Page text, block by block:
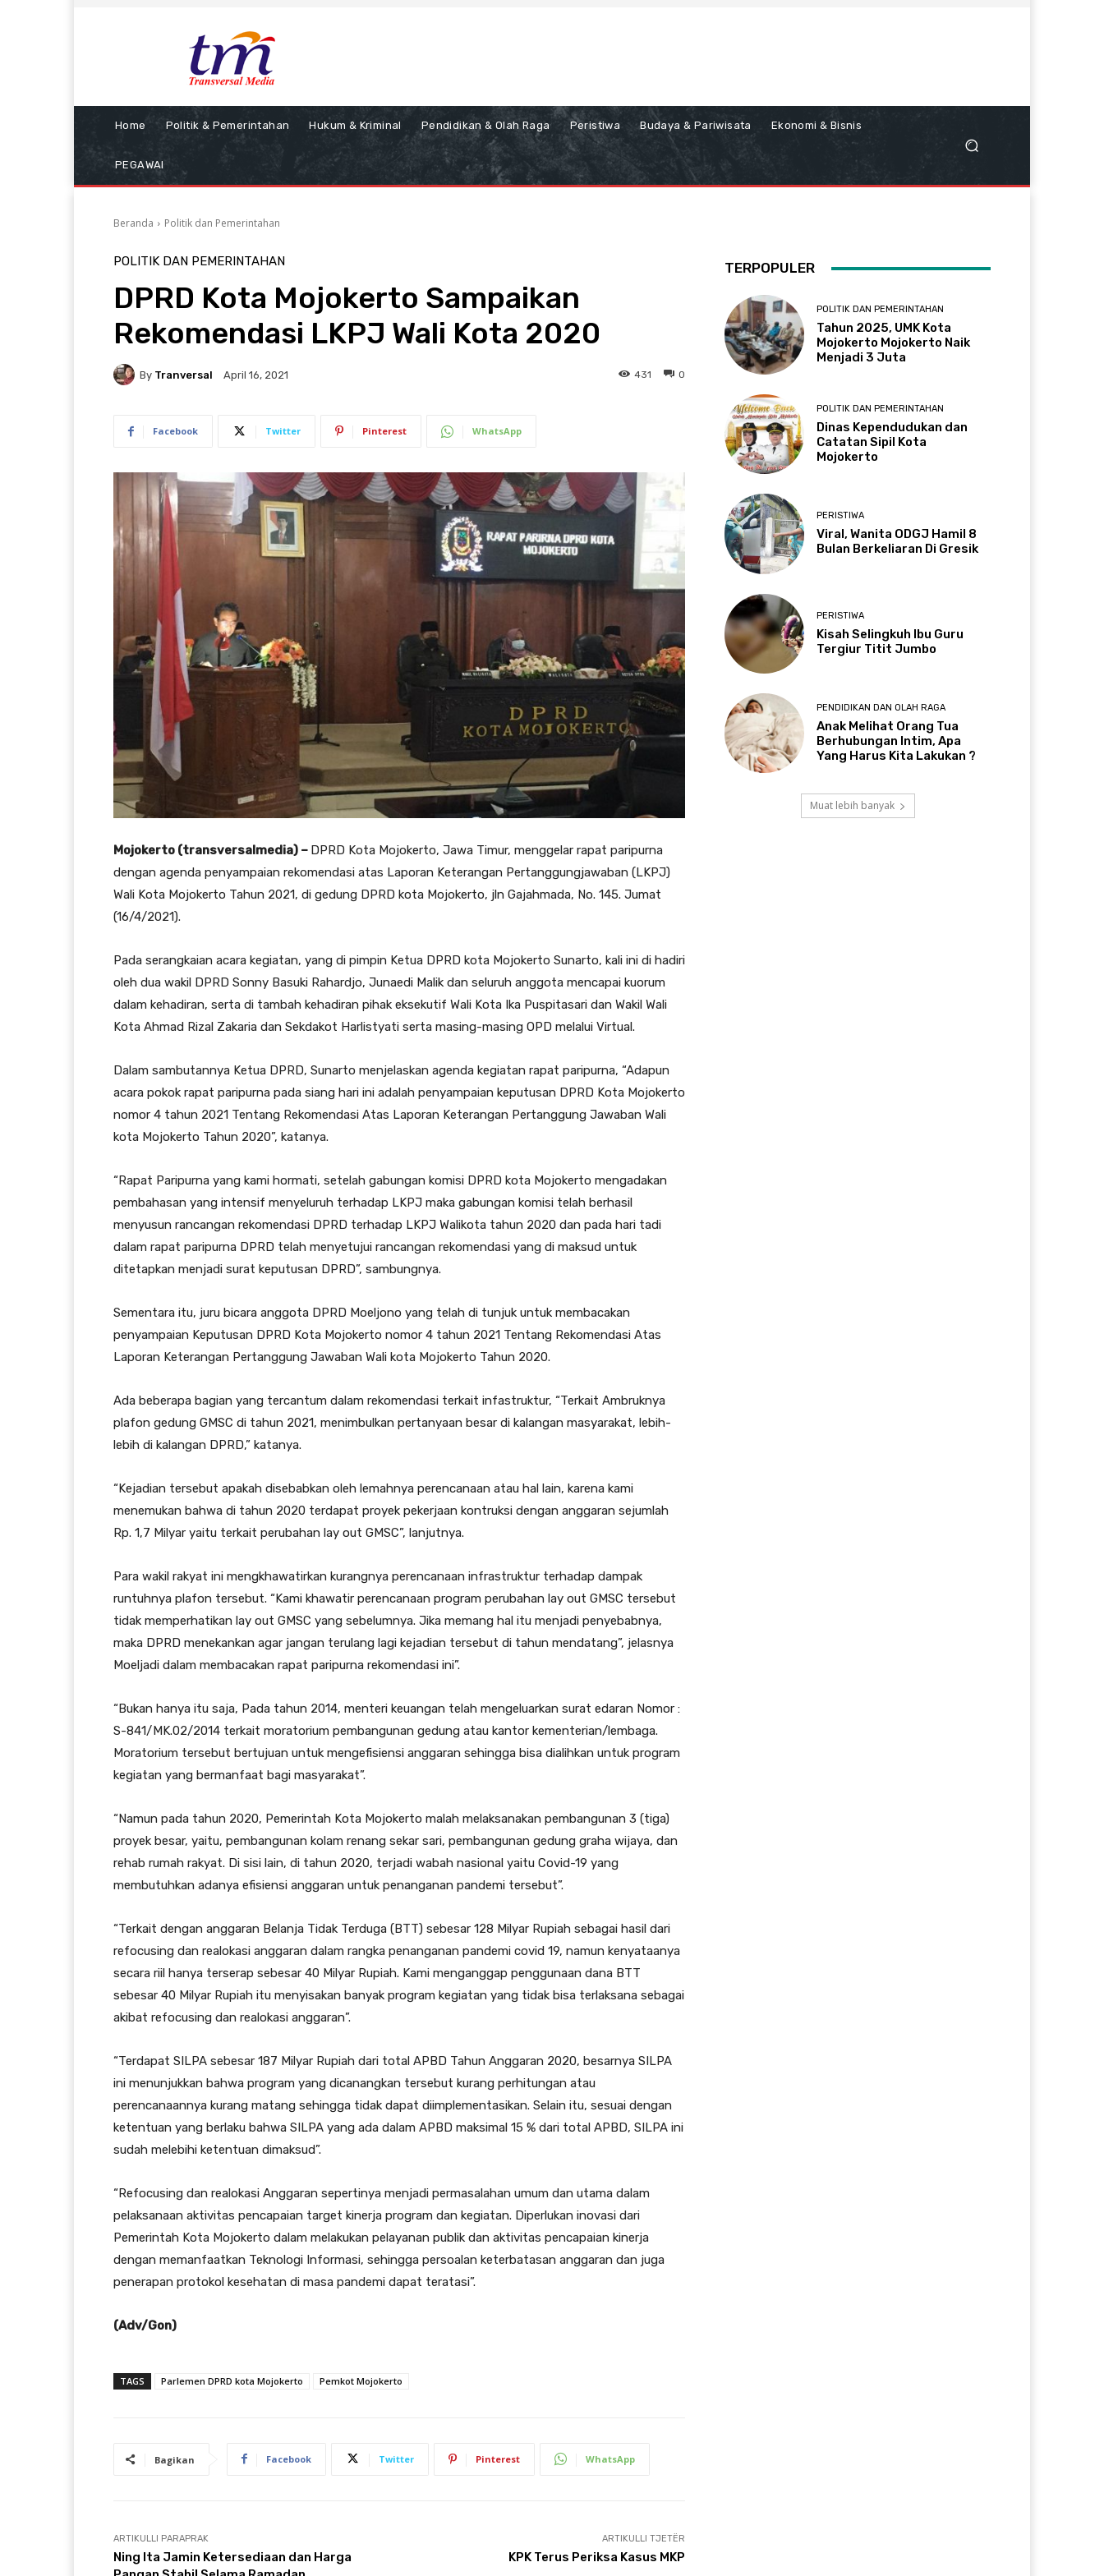
Home Politik & Pemerintahan Hukum & Kriminal Pendidikan & Olah Raga Peristiwa Budaya & Pariwisata Ekonomi & Bisnis
PEGAWAI
Beranda Politik dan Pemerintahan
POLITIK DAN PEMERINTAHAN
DPRD Kota Mojokerto Sampaikan
Rekomendasi LKPJ Wali Kota 2020
By Tranversal April 16, 2021 0
431
Facebook Twitter Pinterest WhatsApp
Mojokerto (transversalmedia) – DPRD Kota Mojokerto, Jawa Timur, menggelar rapat paripurna
dengan agenda penyampaian rekomendasi atas Laporan Keterangan Pertanggungjawaban (LKPJ)
Wali Kota Mojokerto Tahun 2021, di gedung DPRD kota Mojokerto, jln Gajahmada, No. 145. Jumat
(16/4/2021).
Pada serangkaian acara kegiatan, yang di pimpin Ketua DPRD kota Mojokerto Sunarto, kali ini di hadiri
oleh dua wakil DPRD Sonny Basuki Rahardjo, Junaedi Malik dan seluruh anggota mencapai kuorum
dalam kehadiran, serta di tambah kehadiran pihak eksekutif Wali Kota Ika Puspitasari dan Wakil Wali
Kota Ahmad Rizal Zakaria dan Sekdakot Harlistyati serta masing-masing OPD melalui Virtual.
Dalam sambutannya Ketua DPRD, Sunarto menjelaskan agenda kegiatan rapat paripurna, “Adapun
acara pokok rapat paripurna pada siang hari ini adalah penyampaian keputusan DPRD Kota Mojokerto
nomor 4 tahun 2021 Tentang Rekomendasi Atas Laporan Keterangan Pertanggung Jawaban Wali
kota Mojokerto Tahun 2020”, katanya.
“Rapat Paripurna yang kami hormati, setelah gabungan komisi DPRD kota Mojokerto mengadakan
pembahasan yang intensif menyeluruh terhadap LKPJ maka gabungan komisi telah berhasil
menyusun rancangan rekomendasi DPRD terhadap LKPJ Walikota tahun 2020 dan pada hari tadi
dalam rapat paripurna DPRD telah menyetujui rancangan rekomendasi yang di maksud untuk
ditetapkan menjadi surat keputusan DPRD”, sambungnya.
Sementara itu, juru bicara anggota DPRD Moeljono yang telah di tunjuk untuk membacakan
penyampaian Keputusan DPRD Kota Mojokerto nomor 4 tahun 2021 Tentang Rekomendasi Atas
Laporan Keterangan Pertanggung Jawaban Wali kota Mojokerto Tahun 2020.
Ada beberapa bagian yang tercantum dalam rekomendasi terkait infastruktur, “Terkait Ambruknya
plafon gedung GMSC di tahun 2021, menimbulkan pertanyaan besar di kalangan masyarakat, lebih-
lebih di kalangan DPRD,” katanya.
“Kejadian tersebut apakah disebabkan oleh lemahnya perencanaan atau hal lain, karena kami
menemukan bahwa di tahun 2020 terdapat proyek pekerjaan kontruksi dengan anggaran sejumlah
Rp. 1,7 Milyar yaitu terkait perubahan lay out GMSC”, lanjutnya.
Para wakil rakyat ini mengkhawatirkan kurangnya perencanaan infrastruktur terhadap dampak
runtuhnya plafon tersebut. “Kami khawatir perencanaan program perubahan lay out GMSC tersebut
tidak memperhatikan lay out GMSC yang sebelumnya. Jika memang hal itu menjadi penyebabnya,
maka DPRD menekankan agar jangan terulang lagi kejadian tersebut di tahun mendatang”, jelasnya
Moeljadi dalam membacakan rapat paripurna rekomendasi ini”.
“Bukan hanya itu saja, Pada tahun 2014, menteri keuangan telah mengeluarkan surat edaran Nomor :
S-841/MK.02/2014 terkait moratorium pembangunan gedung atau kantor kementerian/lembaga.
Moratorium tersebut bertujuan untuk mengefisiensi anggaran sehingga bisa dialihkan untuk program
kegiatan yang bermanfaat bagi masyarakat”.
“Namun pada tahun 2020, Pemerintah Kota Mojokerto malah melaksanakan pembangunan 3 (tiga)
proyek besar, yaitu, pembangunan kolam renang sekar sari, pembangunan gedung graha wijaya, dan
rehab rumah rakyat. Di sisi lain, di tahun 2020, terjadi wabah nasional yaitu Covid-19 yang
membutuhkan adanya efisiensi anggaran untuk penanganan pandemi tersebut”.
“Terkait dengan anggaran Belanja Tidak Terduga (BTT) sebesar 128 Milyar Rupiah sebagai hasil dari
refocusing dan realokasi anggaran dalam rangka penanganan pandemi covid 19, namun kenyataanya
secara riil hanya terserap sebesar 40 Milyar Rupiah. Kami menganggap penggunaan dana BTT
sebesar 40 Milyar Rupiah itu menyisakan banyak program kegiatan yang tidak bisa terlaksana sebagai
akibat refocusing dan realokasi anggaran”.
“Terdapat SILPA sebesar 187 Milyar Rupiah dari total APBD Tahun Anggaran 2020, besarnya SILPA
ini menunjukkan bahwa program yang dicanangkan tersebut kurang perhitungan atau
perencanaannya kurang matang sehingga tidak dapat diimplementasikan. Selain itu, sesuai dengan
ketentuan yang berlaku bahwa SILPA yang ada dalam APBD maksimal 15 % dari total APBD, SILPA ini
sudah melebihi ketentuan dimaksud”.
“Refocusing dan realokasi Anggaran sepertinya menjadi permasalahan umum dan utama dalam
pelaksanaan aktivitas pencapaian target kinerja program dan kegiatan. Diperlukan inovasi dari
Pemerintah Kota Mojokerto dalam melakukan pelayanan publik dan aktivitas pencapaian kinerja
dengan memanfaatkan Teknologi Informasi, sehingga persoalan keterbatasan anggaran dan juga
penerapan protokol kesehatan di masa pandemi dapat teratasi”.
(Adv/Gon)
TAGS Parlemen DPRD kota Mojokerto Pemkot Mojokerto
Bagikan Facebook Twitter Pinterest WhatsApp
ARTIKULLI PARAPRAK
Ning Ita Jamin Ketersediaan dan Harga
ARTIKULLI TJETËR
KPK Terus Periksa Kasus MKP
TERPOPULER
POLITIK DAN PEMERINTAHAN
Tahun 2025, UMK Kota
Mojokerto Mojokerto Naik
Menjadi 3 Juta
POLITIK DAN PEMERINTAHAN
Dinas Kependudukan dan
Catatan Sipil Kota
Mojokerto
PERISTIWA
Viral, Wanita ODGJ Hamil 8
Bulan Berkeliaran Di Gresik
PERISTIWA
Kisah Selingkuh Ibu Guru
Tergiur Titit Jumbo
PENDIDIKAN DAN OLAH RAGA
Anak Melihat Orang Tua
Berhubungan Intim, Apa
Yang Harus Kita Lakukan ?
Muat lebih banyak